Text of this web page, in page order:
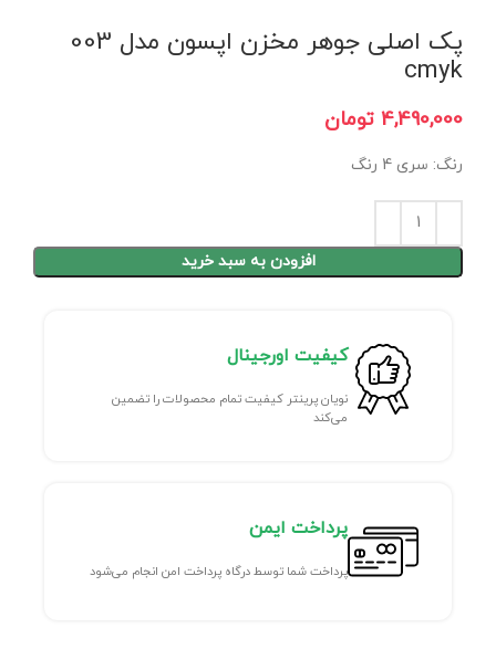
پک اصلی جوهر مخزن اپسون مدل 003
cmyk
تومان
رنگ: سری 4 رنگ
افزودن به سبد خرید
کیفیت اورجینال
نویان پرینتر کیفیت تمام محصولات را تضمین
می‌کند
پرداخت ایمن
پرداخت شما توسط درگاه پرداخت امن انجام می‌شود